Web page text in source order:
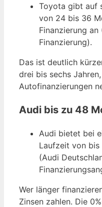
Toyota gibt auf
von 24 bis 36
Finanzierung
Finanzierung).
Das ist deutlich
drei bis sechs
Autofinanzierungen
Audi bis zu 48
Audi bietet bei
Laufzeit von bis
(Audi
Wer länger
Zinsen zahlen. Die